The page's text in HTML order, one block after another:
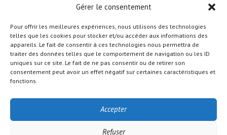
Gérer le consentement
Pour offrir les meilleures expériences, nous utilisons des technologies
telles que les cookies pour stocker et/ou accéder aux informations des
appareils. Le fait de consentir à ces technologies nous permettra de
traiter des données telles que le comportement de navigation ou les ID
uniques sur ce site. Le fait de ne pas consentir ou de retirer son
consentement peut avoir un effet négatif sur certaines caractéristiques et
fonctions.
Accepter
Refuser
Catégories de produits